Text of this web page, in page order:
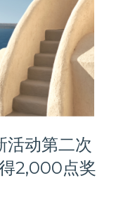
动第二次
2,000点奖